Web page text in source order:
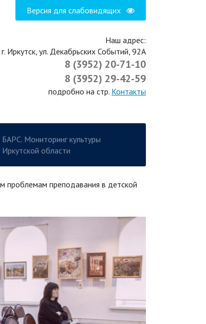
Версия для слабовидящих
Наш адрес:
г. Иркутск, ул. Декабрьских Событий, 92А
8 (3952) 20-71-10
8 (3952) 29-42-59
подробно на стр. Контакты
БАРС. Мониторинг культуры
Иркутской области
проблемам преподавания в детской